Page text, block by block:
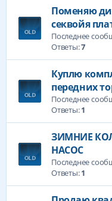
Поменяю
секвойя
Последнее
Ответы:7
Куплю
передних
Последнее
Ответы:1
ЗИМНИЕ
НАСОС
Последнее
Ответы:1